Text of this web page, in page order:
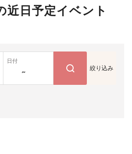
近日予定イベント
日付
~ 絞り込み